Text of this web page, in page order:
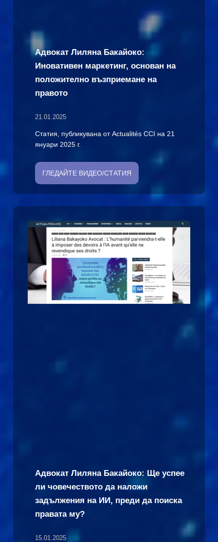
Адвокат Лиляна Бакайоко:
Иновативен маркетинг, основан на
положително възприемане на
правото
21.01.2025
Статия, публикувана от Actualités CCI на 21
януари 2025 г.
ГЛЕДАЙТЕ ВИДЕО/СТАТИЯ
Адвокат Лиляна Бакайоко: Ще успее
ли човечеството да наложи
задължения на ИИ, преди да поиска
правата му?
15.01.2025